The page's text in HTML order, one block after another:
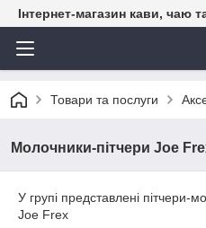
Інтернет-магазин кави, чаю
Товари та послуги
Молочники-пітчери Joe
У групі представлені пітчери-
Joe Frex